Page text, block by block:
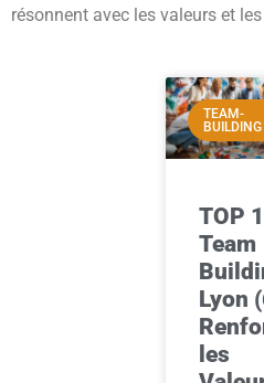
résonnent avec les valeurs et
TEAM-
BUILDING
TOP
Team
Lyon
les